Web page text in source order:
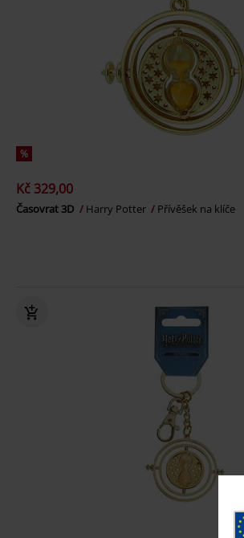
%
Kč 329,00
Časovrat 3D Harry Potter Přívěšek na klíče